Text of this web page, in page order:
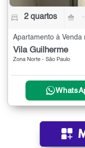
2 quartos
Apartamento à Venda
Vila Guilherme
Zona Norte - São Paulo